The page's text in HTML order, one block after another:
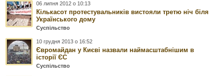
06 липня 2012 о 10:13
Кількасот протестувальників вистояли третю ніч біля
Українського дому
Суспільство
10 грудня 2013 о 16:52
Євромайдан у Києві назвали наймасштабнішим в
історії ЄС
Суспільство